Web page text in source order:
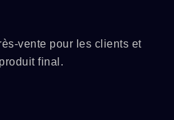
vente pour les clients et
final.